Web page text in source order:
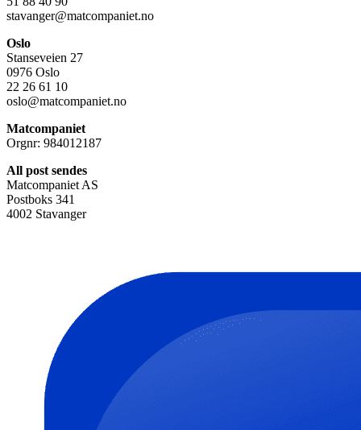
stavanger@matcompaniet.no
Oslo
Stanseveien 27
0976 Oslo
22 26 61 10
oslo@matcompaniet.no
Matcompaniet
Orgnr: 984012187
All post sendes
Matcompaniet AS
Postboks 341
4002 Stavanger